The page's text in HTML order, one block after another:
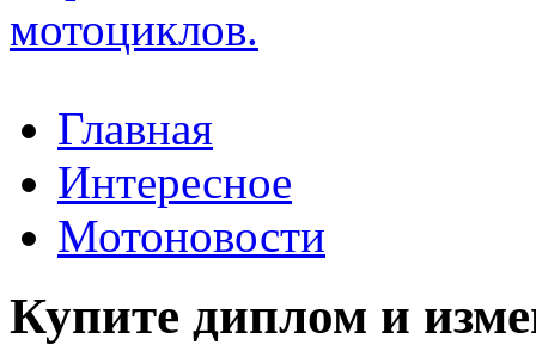
Главная
Интересное
Мотоновости
Купите диплом и